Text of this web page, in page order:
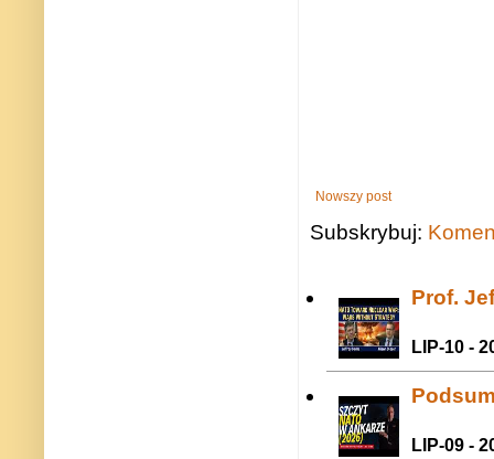
Nowszy post
Subskrybuj:
Prof.
LIP-10 -
LIP-09 -